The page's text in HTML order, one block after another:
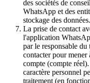
des sociétés de
WhatsApp et des
stockage des données.
La prise de contact
l'application
par le responsable du
contacter pour
compte (compte
caractère personnel
traitement (en